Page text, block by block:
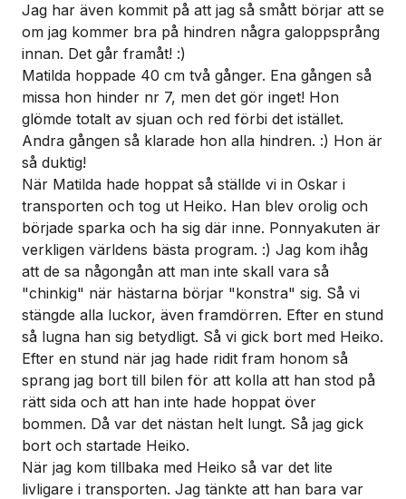
Jag har även kommit på att jag så smått börjar att se
om jag kommer bra på hindren några galoppsprång
innan. Det går framåt! :)
Matilda hoppade 40 cm två gånger. Ena gången så
missa hon hinder nr 7, men det gör inget! Hon
glömde totalt av sjuan och red förbi det istället.
Andra gången så klarade hon alla hindren. :) Hon är
så duktig!
När Matilda hade hoppat så ställde vi in Oskar i
transporten och tog ut Heiko. Han blev orolig och
började sparka och ha sig där inne. Ponnyakuten är
verkligen världens bästa program. :) Jag kom ihåg
att de sa någongån att man inte skall vara så
"chinkig" när hästarna börjar "konstra" sig. Så vi
stängde alla luckor, även framdörren. Efter en stund
så lugna han sig betydligt. Så vi gick bort med Heiko.
Efter en stund när jag hade ridit fram honom så
sprang jag bort till bilen för att kolla att han stod på
rätt sida och att han inte hade hoppat över
bommen. Då var det nästan helt lungt. Så jag gick
bort och startade Heiko.
När jag kom tillbaka med Heiko så var det lite
livligare i transporten. Jag tänkte att han bara var